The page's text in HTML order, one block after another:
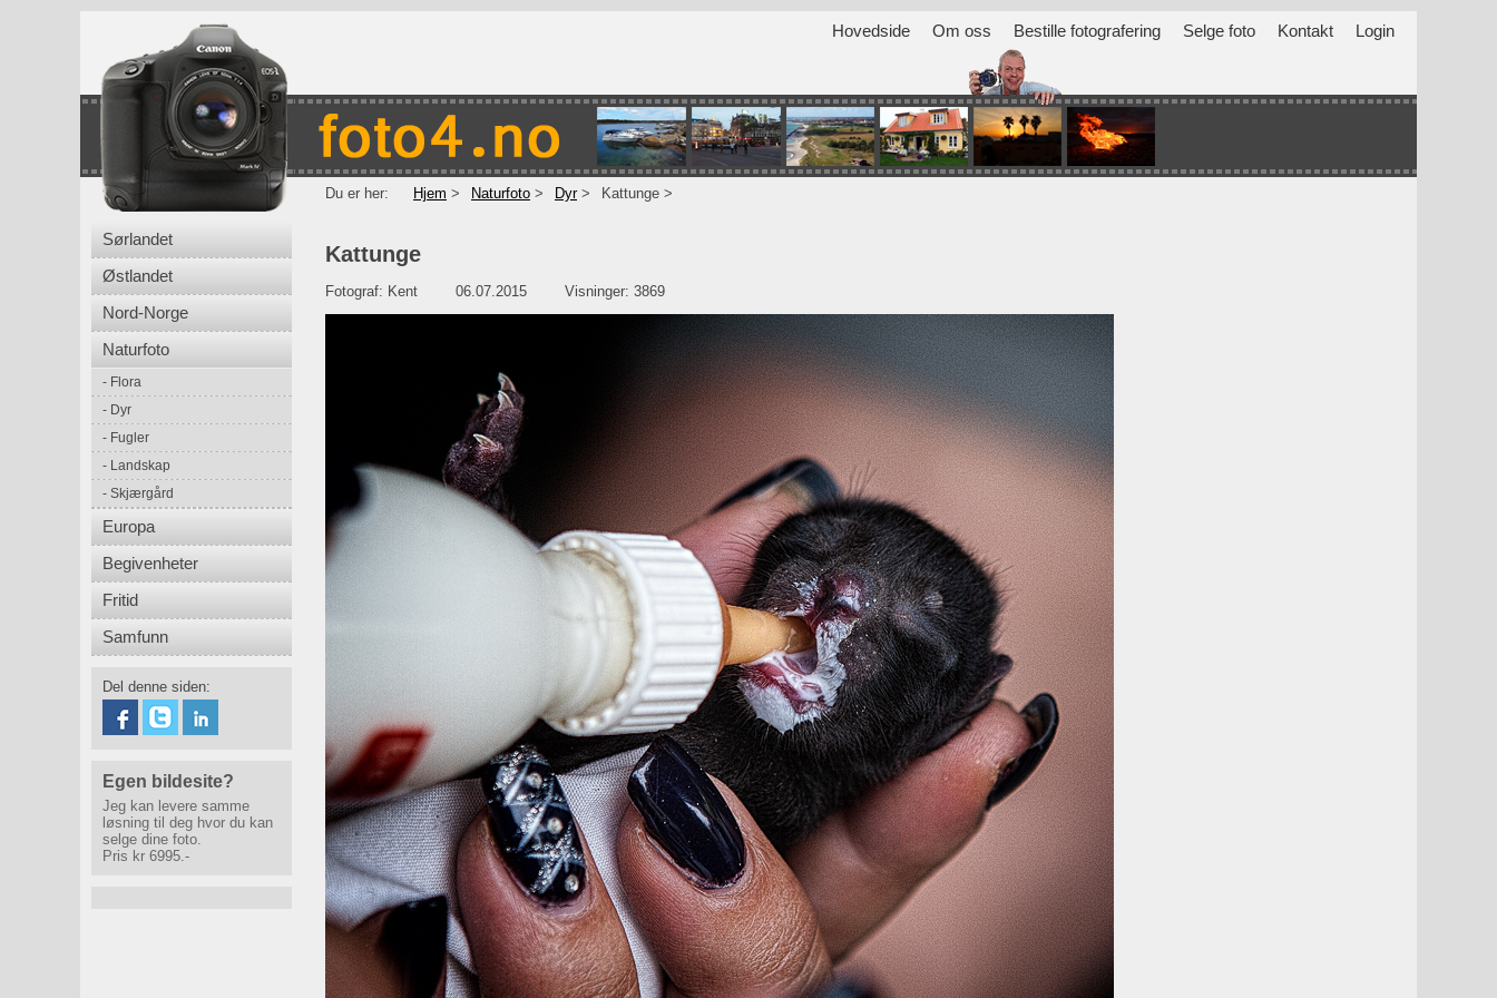
Hovedside Om oss Bestille fotografering Selge foto Kontakt Login
Du er her: Hjem Naturfoto Dyr Kattunge
Kattunge
Fotograf: Kent 06.07.2015 Visninger: 3869
Sørlandet
Østlandet
Nord-Norge
Naturfoto
Flora
Dyr
Fugler
Landskap
Skjærgård
Europa
Begivenheter
Fritid
Samfunn
Del denne siden:
Egen bildesite?
Jeg kan levere samme
løsning til deg hvor du kan
selge dine foto.
Pris kr 6995.-